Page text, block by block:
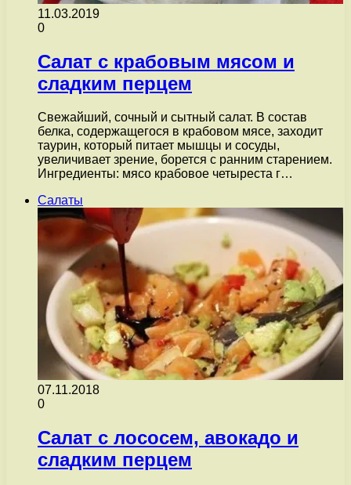
11.03.2019
0
Салат с крабовым мясом и
сладким перцем
Свежайший, сочный и сытный салат. В состав
белка, содержащегося в крабовом мясе, заходит
таурин, который питает мышцы и сосуды,
увеличивает зрение, борется с ранним старением.
Ингредиенты: мясо крабовое четыреста г…
Салаты
07.11.2018
0
Салат с лососем, авокадо и
сладким перцем